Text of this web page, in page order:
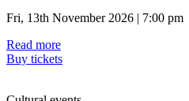
Fri, 13th November 2026 | 7:00 pm
Read more
Buy tickets